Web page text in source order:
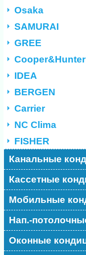
Osaka
SAMURAI
GREE
Cooper&Hunter
IDEA
BERGEN
Carrier
NC Clima
FISHER
Канальные
Кассетные
Мобильные
Нап.-
Оконные